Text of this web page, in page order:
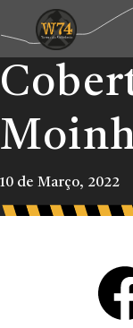
10 de Março, 2022